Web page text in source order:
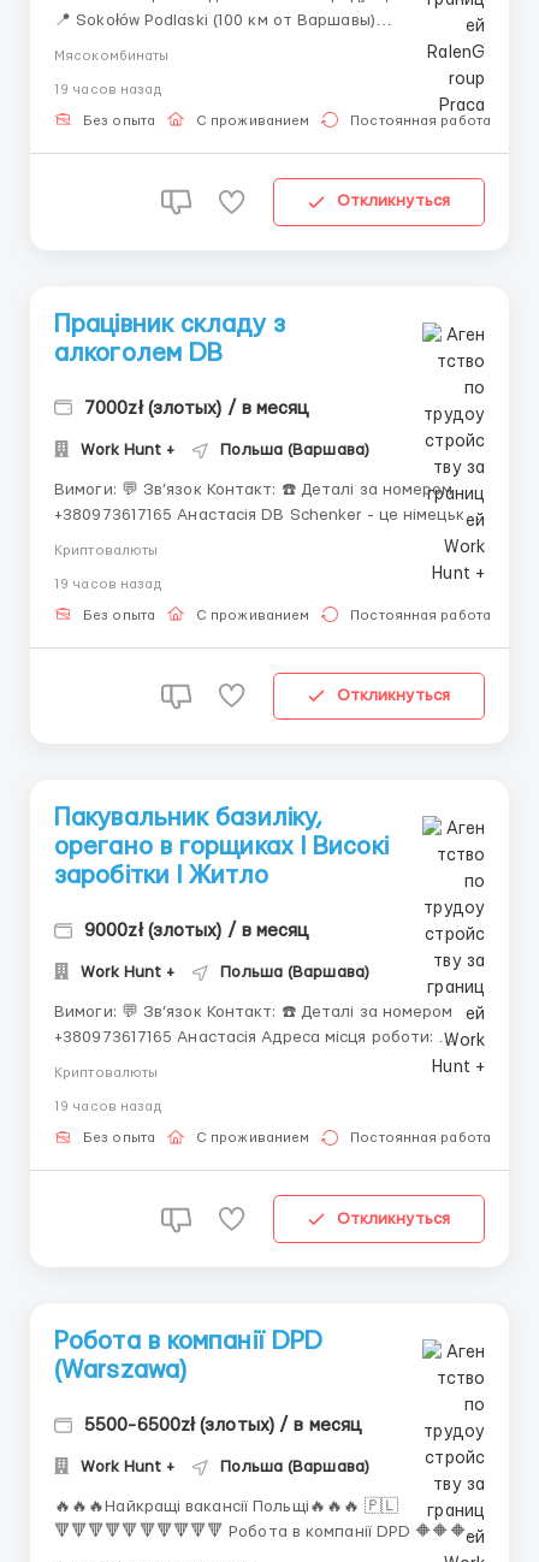
📍 Sokołów Podlaski (100 км от Варшавы)
Приглашаем мужчин, женщин и семейные пары на
колбасных изделий и мясной продукции. 🍲 2
бесплатных горячих обеда каждый день! Оставь
Мясокомбинаты
19 часов назад
Без опыта С проживанием Постоянная работа
Откликнуться
Працівник складу з
алкоголем DB
7000zł (злотых) / в месяц
Work Hunt + Польша (Варшава)
Вимоги: 💬 Зв’язок Контакт: ☎️ Деталі за номером
+380973617165 Анастасія DB Schenker - це німецька
працює близько 76,1 тисяч співробітників у близько
2000 філіях по всьому світу. Склад у місті Ter...
Криптовалюты
19 часов назад
Без опыта С проживанием Постоянная работа
Откликнуться
Пакувальник базиліку,
орегано в горщиках I Високі
заробітки I Житло
9000zł (злотых) / в месяц
Work Hunt + Польша (Варшава)
Вимоги: 💬 Зв’язок Контакт: ☎️ Деталі за номером
+380973617165 Анастасія Адреса місця роботи:
Zdunowo (17 км від Nowy Dwór Mazowiecki) Досвід та
Криптовалюты
19 часов назад
Без опыта С проживанием Постоянная работа
Откликнуться
Робота в компанії DPD
(Warszawa)
5500-6500zł (злотых) / в месяц
Work Hunt + Польша (Варшава)
🔥🔥🔥Найкращі вакансії Польщі🔥🔥🔥 🇵🇱
🔻🔻🔻🔻🔻🔻🔻🔻🔻🔻 Робота в компанії DPD 🔶🔶🔶